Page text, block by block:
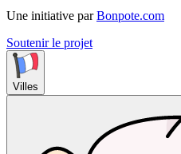
Une initiative par Bonpote.com
Soutenir le projet
Villes